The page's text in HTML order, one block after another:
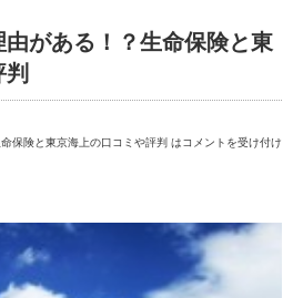
がある！？生命保険と東
保険と東京海上の口コミや評判 はコメントを受け付け